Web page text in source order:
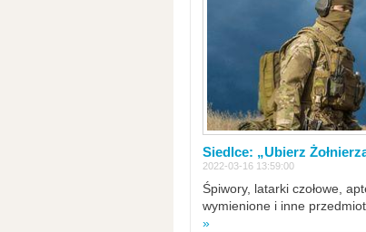
Siedlce: „Ubierz
2022-03-16 13:59:00
Śpiwory, latarki czołowe,
wymienione i inne
»